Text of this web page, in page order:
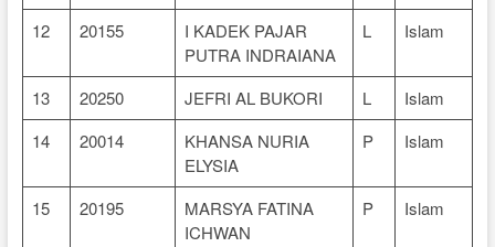
12 20155
I KADEK PAJAR
PUTRA INDRAIANA
L Islam
13 20250 JEFRI AL BUKORI L
Islam
14
20014
KHANSA NURIA
ELYSIA
P Islam
15 20195
MARSYA FATINA
ICHWAN
P Islam